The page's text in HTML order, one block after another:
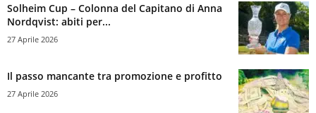
Solheim Cup – Colonna del Capitano di Anna
Nordqvist: abiti per...
27 Aprile 2026
Il passo mancante tra promozione e profitto
27 Aprile 2026